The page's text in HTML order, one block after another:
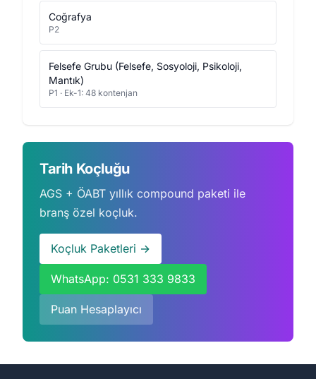
Coğrafya
P2
Felsefe Grubu (Felsefe, Sosyoloji, Psikoloji,
Mantık)
P1 · Ek-1: 48 kontenjan
Tarih Koçluğu
AGS + ÖABT yıllık compound paketi ile
branş özel koçluk.
Koçluk Paketleri →
WhatsApp: 0531 333 9833
Puan Hesaplayıcı